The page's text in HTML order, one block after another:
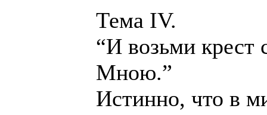
Тема IV.
“И возьми крест
Мною.”
Истинно, что в